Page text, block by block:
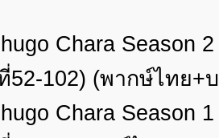
Chara
102) (พากษ์ไทย+
Chara